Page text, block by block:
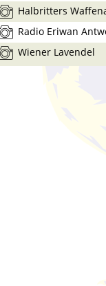
Halbritters
Radio Eriwan
Wiener Lavendel